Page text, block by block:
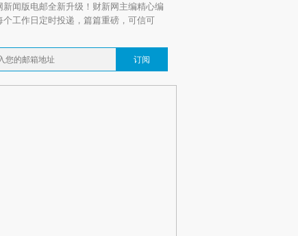
新闻版电邮全新升级！财新网主编精心编
个工作日定时投递，篇篇重磅，可信可
订阅